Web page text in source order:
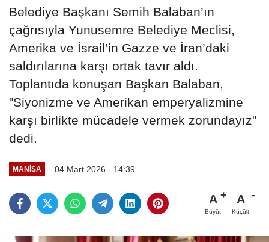
Belediye Başkanı Semih Balaban’ın
çağrısıyla Yunusemre Belediye Meclisi,
Amerika ve İsrail’in Gazze ve İran’daki
saldırılarına karşı ortak tavır aldı.
Toplantıda konuşan Başkan Balaban,
"Siyonizme ve Amerikan emperyalizmine
karşı birlikte mücadele vermek zorundayız"
dedi.
MANİSA 04 Mart 2026 - 14:39
A
Büyüt
A
Küçült